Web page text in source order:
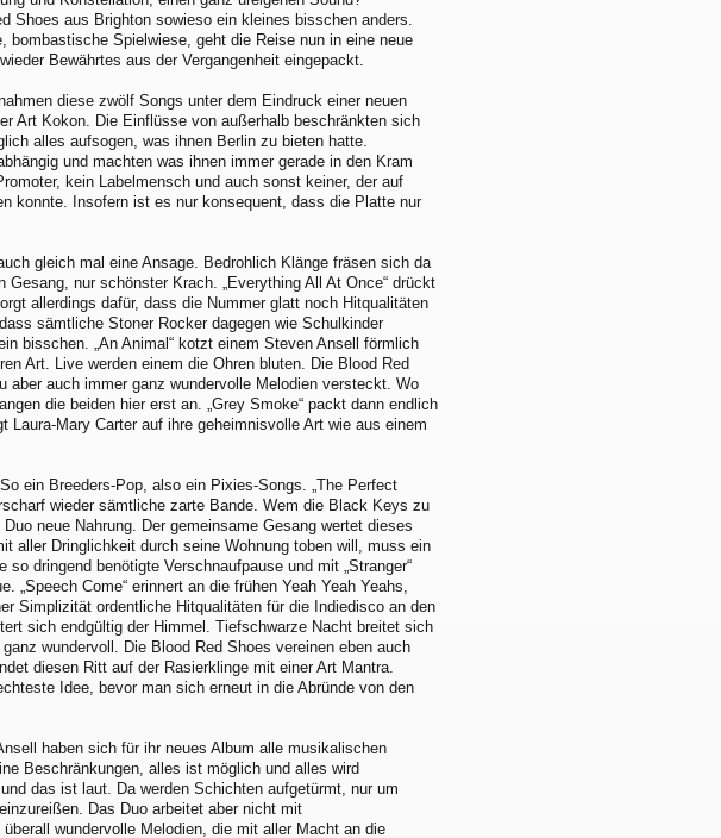
Shoes aus Brighton sowieso ein kleines bisschen anders.
bombastische Spielwiese, geht die Reise nun in eine neue
Bewährtes aus der Vergangenheit eingepackt.
diese zwölf Songs unter dem Eindruck einer neuen
Art Kokon. Die Einflüsse von außerhalb beschränkten sich
alles aufsogen, was ihnen Berlin zu bieten hatte.
und machten was ihnen immer gerade in den Kram
kein Labelmensch und auch sonst keiner, der auf
konnte. Insofern ist es nur konsequent, dass die Platte nur
gleich mal eine Ansage. Bedrohlich Klänge fräsen sich da
Gesang, nur schönster Krach. „Everything All At Once“ drückt
allerdings dafür, dass die Nummer glatt noch Hitqualitäten
sämtliche Stoner Rocker dagegen wie Schulkinder
bisschen. „An Animal“ kotzt einem Steven Ansell förmlich
Art. Live werden einem die Ohren bluten. Die Blood Red
aber auch immer ganz wundervolle Melodien versteckt. Wo
die beiden hier erst an. „Grey Smoke“ packt dann endlich
Laura-Mary Carter auf ihre geheimnisvolle Art wie aus einem
ein Breeders-Pop, also ein Pixies-Songs. „The Perfect
wieder sämtliche zarte Bande. Wem die Black Keys zu
neue Nahrung. Der gemeinsame Gesang wertet dieses
aller Dringlichkeit durch seine Wohnung toben will, muss ein
so dringend benötigte Verschnaufpause und mit „Stranger“
„Speech Come“ erinnert an die frühen Yeah Yeah Yeahs,
Simplizität ordentliche Hitqualitäten für die Indiedisco an den
sich endgültig der Himmel. Tiefschwarze Nacht breitet sich
wundervoll. Die Blood Red Shoes vereinen eben auch
diesen Ritt auf der Rasierklinge mit einer Art Mantra.
Idee, bevor man sich erneut in die Abründe von den
haben sich für ihr neues Album alle musikalischen
Beschränkungen, alles ist möglich und alles wird
das ist laut. Da werden Schichten aufgetürmt, nur um
Das Duo arbeitet aber nicht mit
wundervolle Melodien, die mit aller Macht an die